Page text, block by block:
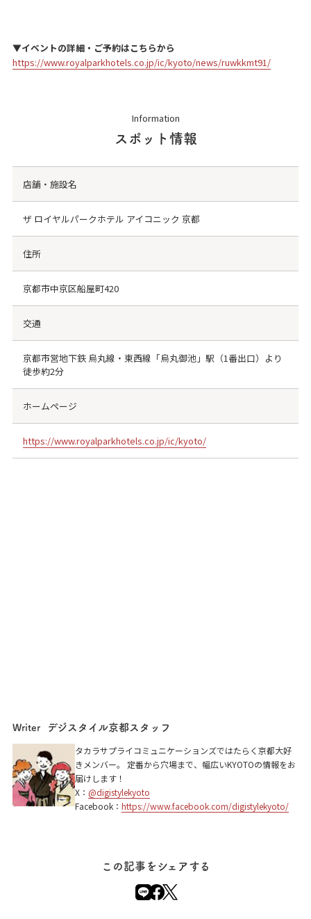
▼イベントの詳細・ご予約はこちらから
https://www.royalparkhotels.co.jp/ic/kyoto/news/ruwkkmt91/
Information
スポット情報
店舗・施設名
ザ ロイヤルパークホテル アイコニック 京都
住所
京都市中京区船屋町420
交通
京都市営地下鉄 烏丸線・東西線「烏丸御池」駅（1番出口）より
徒歩約2分
ホームページ
https://www.royalparkhotels.co.jp/ic/kyoto/
Writer デジスタイル京都スタッフ
タカラサプライコミュニケーションズではたらく京都大好
きメンバー。 定番から穴場まで、幅広いKYOTOの情報をお
届けします！
X： @digistylekyoto
Facebook： https://www.facebook.com/digistylekyoto/
この記事をシェアする